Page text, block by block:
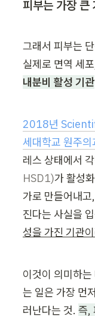
피부는 가장 큰
그래서 피부는
내분비 활성 기관
2018년
세대학교 원주
레스 상태에서
HSD1)가 활성
가로 만들어내
진다는 사실을
성을 가진 기관
이것이 의미하
는 일은 가장 먼
러난다는 것. 즉,